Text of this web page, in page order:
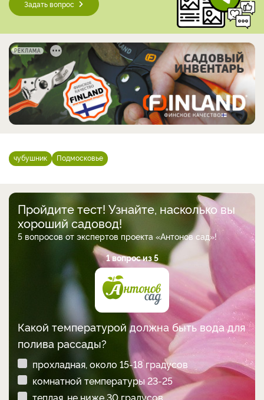
Задать вопрос
РЕКЛАМА
чубушник Подмосковье
Пройдите тест! Узнайте, насколько вы
хороший садовод!
5 вопросов от экспертов проекта «Антонов сад»!
1 вопрос из 5
Какой температурой должна быть вода для
полива рассады?
прохладная, около 15-18 градусов
комнатной температуры 23-25
теплая, не ниже 30 градусов